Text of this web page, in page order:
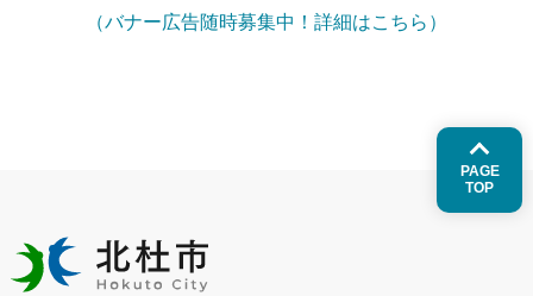
（バナー広告随時募集中！詳細はこちら）
PAGE
TOP